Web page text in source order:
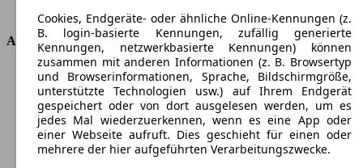
Abmessungen
Länge
4915 mm
Höhe
1619 mm
Breite
1937 mm
Radstand
-
Maximalgewicht
-
Cookies, Endgeräte- oder ähnliche Online-Kennungen (z.
B. login-basierte Kennungen, zufällig generierte
Kennungen, netzwerkbasierte Kennungen) können
zusammen mit anderen Informationen (z. B. Browsertyp
und Browserinformationen, Sprache, Bildschirmgröße,
unterstützte Technologien usw.) auf Ihrem Endgerät
gespeichert oder von dort ausgelesen werden, um es
jedes Mal wiederzuerkennen, wenn es eine App oder
einer Webseite aufruft. Dies geschieht für einen oder
mehrere der hier aufgeführten Verarbeitungszwecke.